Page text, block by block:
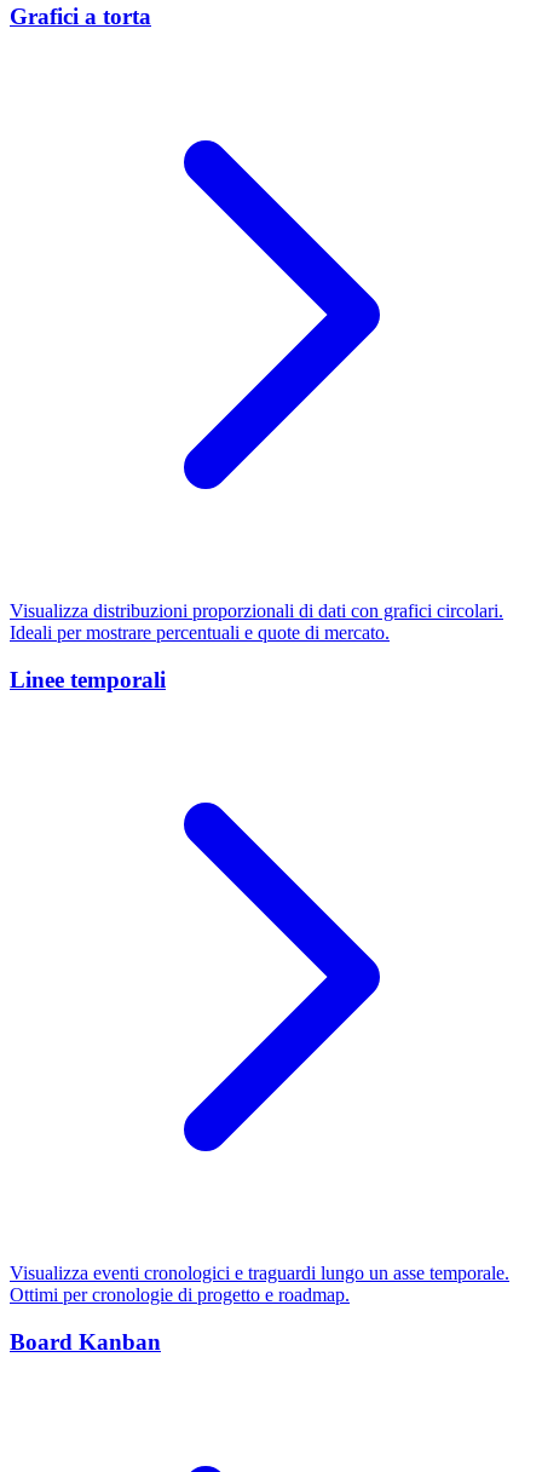
Grafici a torta
Visualizza distribuzioni proporzionali di dati con grafici circolari.
Ideali per mostrare percentuali e quote di mercato.
Linee temporali
Visualizza eventi cronologici e traguardi lungo un asse temporale.
Ottimi per cronologie di progetto e roadmap.
Board Kanban